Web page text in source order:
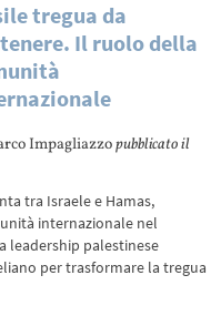
tregua da
Il ruolo della
Impagliazzopubblicato il
tra Israele e Hamas,
internazionale nel
leadership palestinese
per trasformare la tregua